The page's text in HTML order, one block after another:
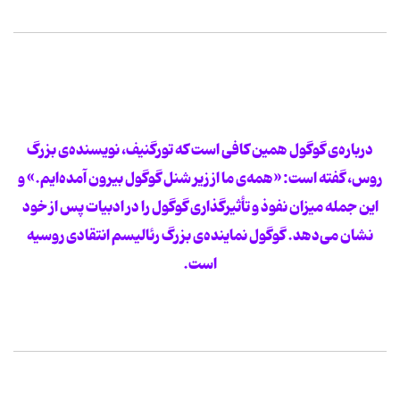
درباره‌ی گوگول همین کافی است که تورگنیف، نویسنده‌ی بزرگ
روس، گفته است: «همه‌ی ما از زیر شنل گوگول بیرون آمده‌ایم.» و
این جمله میزان نفوذ و تأثیرگذاری گوگول را در ادبیات پس از خود
نشان می‌دهد. گوگول نماینده‌ی بزرگ رئالیسم انتقادی روسیه
است.